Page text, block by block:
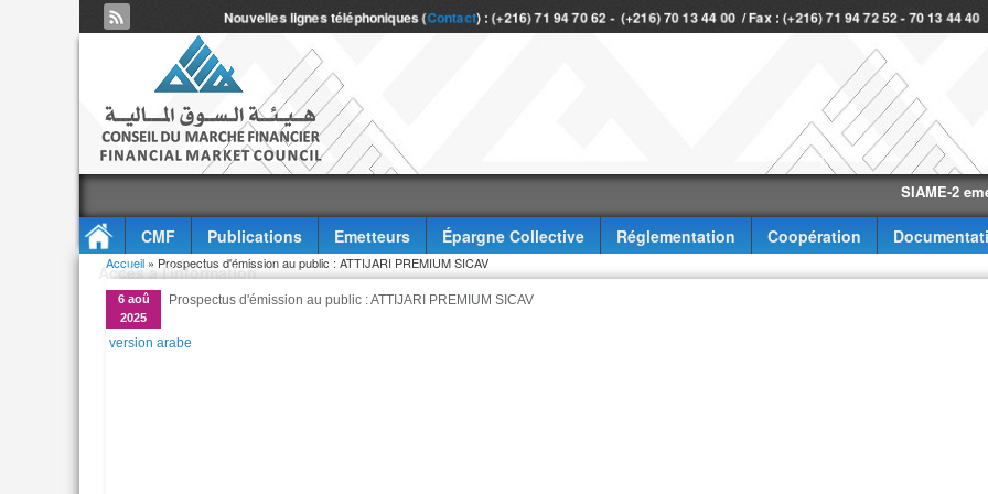
Nouvelles lignes téléphoniques (Contact) : (+216) 71 94 70 62 - (+216) 70 13 44 00 / Fax : (+216) 71 94 72 52 - 70 13 44 40
SIAME-2 eme
CMF Publications Emetteurs Épargne Collective Réglementation Coopération
Accès à l'information
Vous êtes ici
Accueil » Prospectus d'émission au public : ATTIJARI PREMIUM SICAV
6 aoû
2025
Prospectus d'émission au public : ATTIJARI PREMIUM SICAV
version arabe